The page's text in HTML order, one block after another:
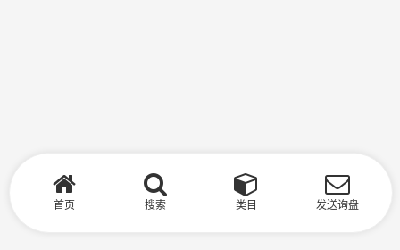
首页 搜索 类目 发送询盘